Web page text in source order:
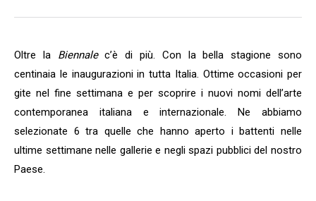
Oltre la Biennalec’è di più. Con la bella stagione sono
centinaia le inaugurazioni in tutta Italia. Ottime occasioni per
gite nel fine settimana e per scoprire i nuovi nomi dell’arte
contemporanea italiana e internazionale. Ne abbiamo
selezionate 6 tra quelle che hanno aperto i battenti nelle
ultime settimane nelle gallerie e negli spazi pubblici del nostro
Paese.